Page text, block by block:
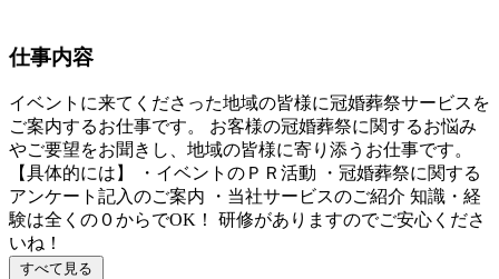
仕事内容
イベントに来てくださった地域の皆様に冠婚葬祭サービスを
ご案内するお仕事です。 お客様の冠婚葬祭に関するお悩み
やご要望をお聞きし、地域の皆様に寄り添うお仕事です。
【具体的には】 ・イベントのＰＲ活動 ・冠婚葬祭に関する
アンケート記入のご案内 ・当社サービスのご紹介 知識・経
験は全くの０からでOK！ 研修がありますのでご安心くださ
いね！
すべて見る